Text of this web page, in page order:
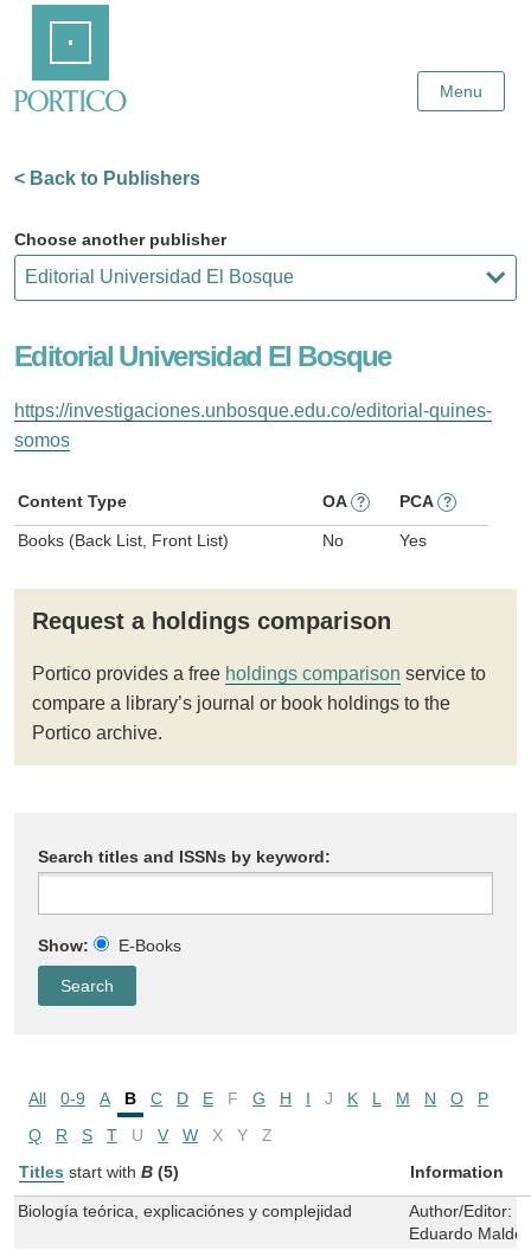
Content
Menu
< Back to Publishers
Choose another publisher
Editorial Universidad El Bosque
https://investigaciones.unbosque.edu.co/editorial-quines-
somos
Content Type OA ? PCA ?
Books (Back List, Front List) No Yes
Request a holdings comparison
Portico provides a free holdings comparison service to
compare a library’s journal or book holdings to the
Portico archive.
Search titles and ISSNs by keyword:
Show: E-Books
All 0-9 A B C D E F G H I J K L M N O
P
Q
R S T U V W X Y
Z
Titles start with B (5) Information
Biología teórica, explicaciónes y complejidad Author/Editor:
Eduardo